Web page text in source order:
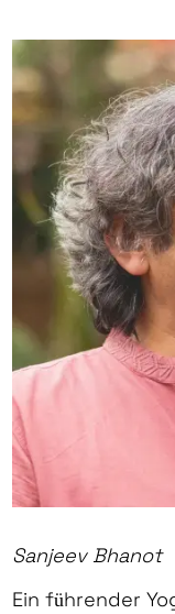
Sanjeev Bhanot
Ein führender